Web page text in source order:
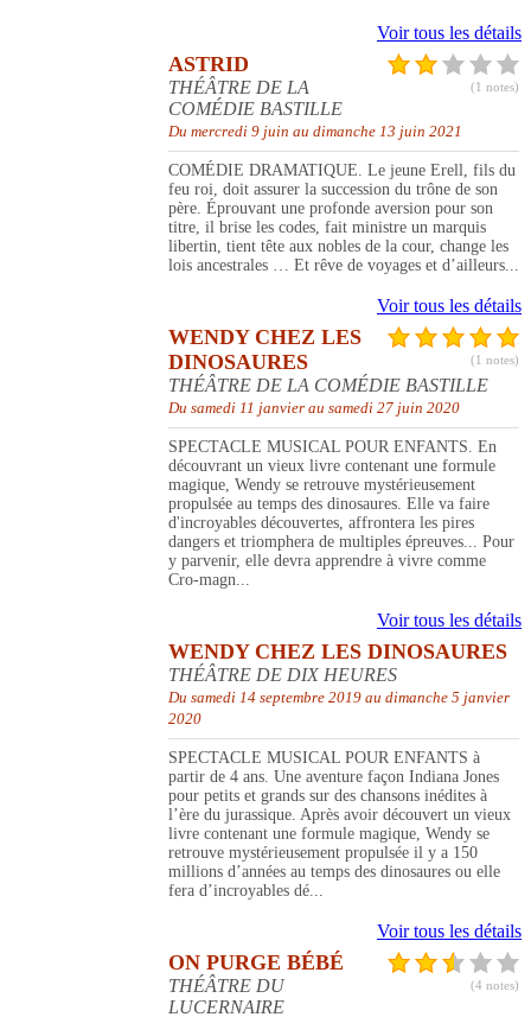
Voir tous les détails
(1 notes)
ASTRID
THÉÂTRE DE LA
COMÉDIE BASTILLE
Du mercredi 9 juin au dimanche 13 juin 2021
COMÉDIE DRAMATIQUE. Le jeune Erell, fils du
feu roi, doit assurer la succession du trône de son
père. Éprouvant une profonde aversion pour son
titre, il brise les codes, fait ministre un marquis
libertin, tient tête aux nobles de la cour, change les
lois ancestrales … Et rêve de voyages et d’ailleurs...
Voir tous les détails
(1 notes)
WENDY CHEZ LES
DINOSAURES
THÉÂTRE DE LA COMÉDIE BASTILLE
Du samedi 11 janvier au samedi 27 juin 2020
SPECTACLE MUSICAL POUR ENFANTS. En
découvrant un vieux livre contenant une formule
magique, Wendy se retrouve mystérieusement
propulsée au temps des dinosaures. Elle va faire
d'incroyables découvertes, affrontera les pires
dangers et triomphera de multiples épreuves... Pour
y parvenir, elle devra apprendre à vivre comme
Cro-magn...
Voir tous les détails
WENDY CHEZ LES DINOSAURES
THÉÂTRE DE DIX HEURES
Du samedi 14 septembre 2019 au dimanche 5 janvier
2020
SPECTACLE MUSICAL POUR ENFANTS à
partir de 4 ans. Une aventure façon Indiana Jones
pour petits et grands sur des chansons inédites à
l’ère du jurassique. Après avoir découvert un vieux
livre contenant une formule magique, Wendy se
retrouve mystérieusement propulsée il y a 150
millions d’années au temps des dinosaures ou elle
fera d’incroyables dé...
Voir tous les détails
(4 notes)
ON PURGE BÉBÉ
THÉÂTRE DU
LUCERNAIRE